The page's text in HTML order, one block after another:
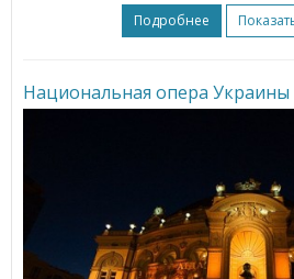
Подробнее
Национальная опера Украины